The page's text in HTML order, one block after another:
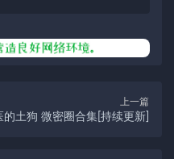
上一篇
的土狗 微密圈合集[持续更新]